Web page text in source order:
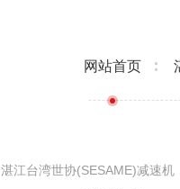
网站首页
湛江台湾世协(SESAME)减速机